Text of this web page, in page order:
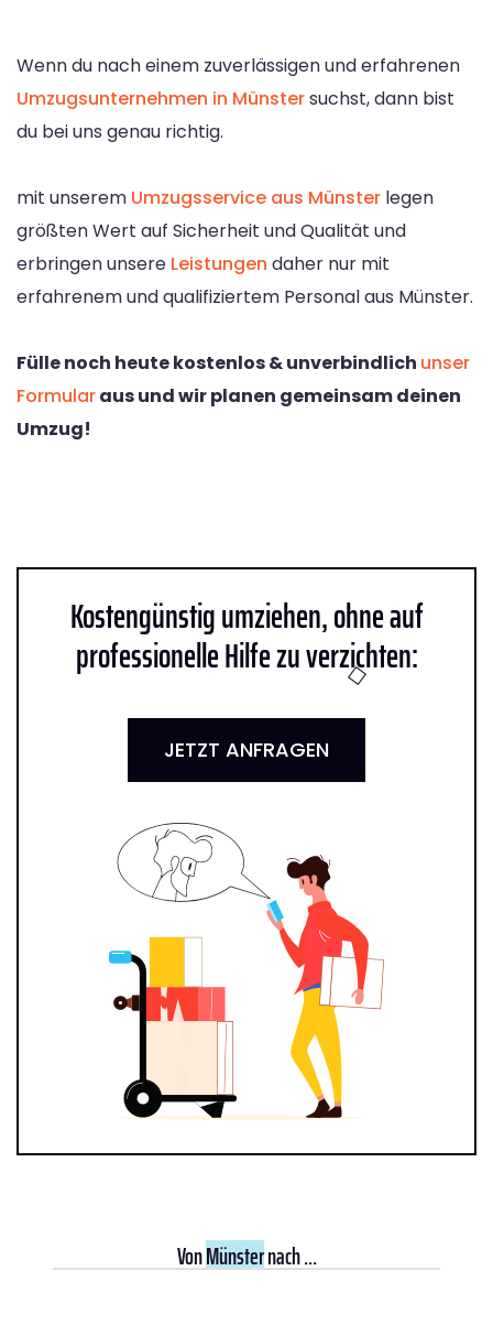
Wenn du nach einem zuverlässigen und erfahrenen
Umzugsunternehmen in Münstersuchst, dann bist
du bei uns genau richtig.
mit unserem Umzugsservice aus Münster legen
größten Wert auf Sicherheit und Qualität und
erbringen unsere Leistungen daher nur mit
erfahrenem und qualifiziertem Personal aus Münster.
Fülle noch heute kostenlos & unverbindlich unser
Formularaus und wir planen gemeinsam deinen
Umzug!
Kostengünstig umziehen, ohne auf
professionelle Hilfe zu verzichten:
JETZT ANFRAGEN
VonMünsternach ...